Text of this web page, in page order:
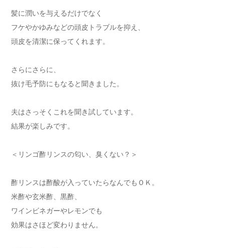
髪に潤いを与えるだけでなく
フケやかゆみなどの頭皮トラブルを抑え、
頭皮を清潔に保ってくれます。
さらにさらに、
抜け毛予防にもなると聞きました。
夫はさっそくこれを聞き試しています。
結果が楽しみです。
＜リンゴ酢リンスの匂い、臭くない？＞
酢リンスは酢酸が入っていたらなんでもＯＫ。
米酢や玄米酢、黒酢、
ワインビネガーやレモンでも
効果はさほど変わりません。